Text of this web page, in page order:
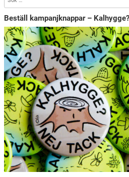
Beställ kampanjknappar –